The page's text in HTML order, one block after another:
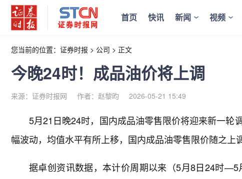
首页 快讯 新闻 视频
您当前的位置： 证券时报 > 公司 > 正文
今晚24时！成品油价将上调
来源：证券时报网 作者：赵黎昀 2026-05-21 15:49
5月21日晚24时，国内成品油零售限价将迎来新一
幅波动，均值水平有所上移，国内成品油零售限价随之上
据卓创资讯数据，本计价周期以来（5月8日24时